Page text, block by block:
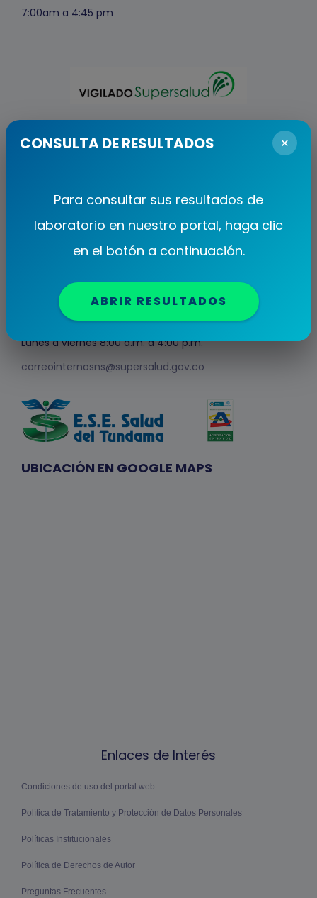
UBICACIÓN EN GOOGLE MAPS
Enlaces de Interés
Condiciones de uso del portal web
Política de Tratamiento y Protección de Datos Personales
Políticas Institucionales
Política de Derechos de Autor
Preguntas Frecuentes
7:00am a 4:45 pm
Superintendencia Nacional de Salud
Carrera 68A # 24B-10, Torre 3, Piso 4-9-10
Edificio Plaza Claro, Bogotá D.C.
Lunes a viernes 8:00 a.m. a 4:00 p.m.
correointernosns@supersalud.gov.co
CONSULTA DE RESULTADOS ×
Para consultar sus resultados de
laboratorio en nuestro portal, haga clic
en el botón a continuación.
ABRIR RESULTADOS